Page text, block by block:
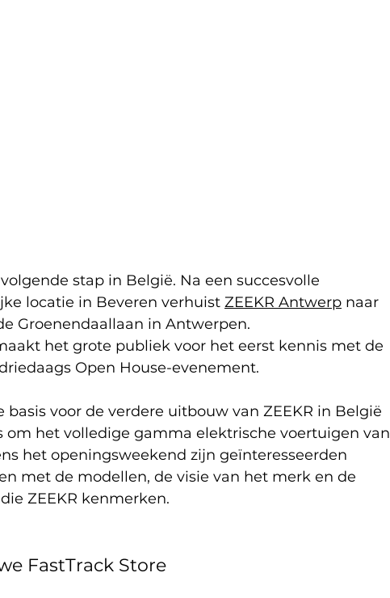
stap in België. Na een succesvolle
locatie in Beveren verhuist ZEEKR Antwerp naar
Groenendaallaan in Antwerpen.
het grote publiek voor het eerst kennis met de
Open House-evenement.
voor de verdere uitbouw van ZEEKR in België
om het volledige gamma elektrische voertuigen van
het openingsweekend zijn geïnteresseerden
met de modellen, de visie van het merk en de
ZEEKR kenmerken.
FastTrack Store